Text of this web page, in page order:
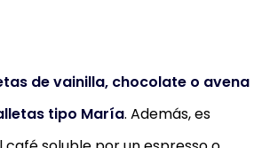
de vainilla, chocolate o avena
tipo María. Además, es